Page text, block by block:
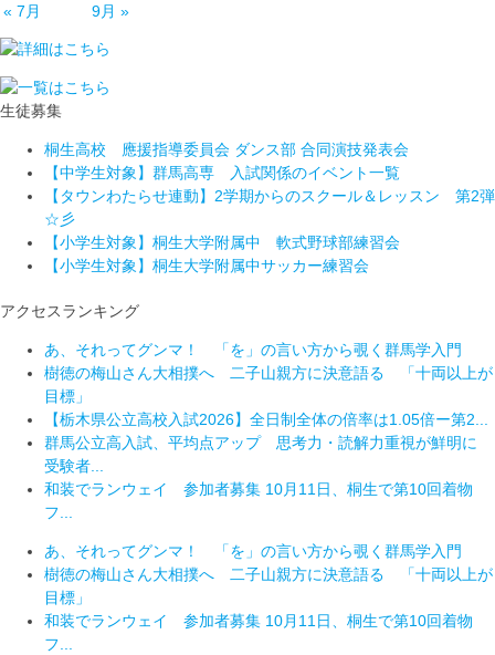
« 7月
9月 »
生徒募集
桐生高校 應援指導委員会 ダンス部 合同演技発表会
【中学生対象】群馬高専 入試関係のイベント一覧
【タウンわたらせ連動】2学期からのスクール＆レッスン 第2弾
☆彡
【小学生対象】桐生大学附属中 軟式野球部練習会
【小学生対象】桐生大学附属中サッカー練習会
アクセスランキング
あ、それってグンマ！ 「を」の言い方から覗く群馬学入門
樹徳の梅山さん大相撲へ 二子山親方に決意語る 「十両以上が
目標」
【栃木県公立高校入試2026】全日制全体の倍率は1.05倍ー第2...
群馬公立高入試、平均点アップ 思考力・読解力重視が鮮明に
受験者...
和装でランウェイ 参加者募集 10月11日、桐生で第10回着物
フ...
あ、それってグンマ！ 「を」の言い方から覗く群馬学入門
樹徳の梅山さん大相撲へ 二子山親方に決意語る 「十両以上が
目標」
和装でランウェイ 参加者募集 10月11日、桐生で第10回着物
フ...